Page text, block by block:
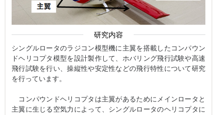
研究内容
シングルロータのラジコン模型機に主翼を搭載したコンパウン
ドヘリコプタ模型を設計製作して、ホバリング飛行試験や高速
飛行試験を行い、操縦性や安定性などの飛行特性について研究
を行っています。
コンパウンドヘリコプタは主翼があるためにメインロータと
主翼に生じる空気力によって、シングルロータのヘリコプタに